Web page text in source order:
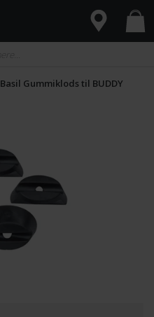
Basil Gummiklods til BUDDY